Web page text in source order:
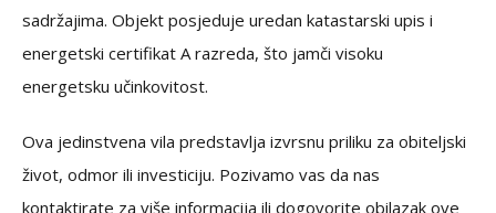
sadržajima. Objekt posjeduje uredan katastarski upis i
energetski certifikat A razreda, što jamči visoku
energetsku učinkovitost.
Ova jedinstvena vila predstavlja izvrsnu priliku za obiteljski
život, odmor ili investiciju. Pozivamo vas da nas
kontaktirate za više informacija ili dogovorite obilazak ove